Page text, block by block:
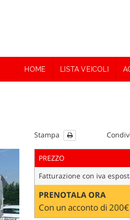
HOME LISTA VEICOLI
Stampa
PREZZO
Fatturazione con iva
PRENOTALA ORA
Con un acconto di 200€